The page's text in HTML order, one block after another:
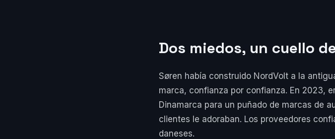
Dos miedos, un cuello
Søren había construido NordVolt a la
marca, confianza por confianza. En 2023,
Dinamarca para un puñado de marcas de
clientes le adoraban. Los proveedores
daneses.